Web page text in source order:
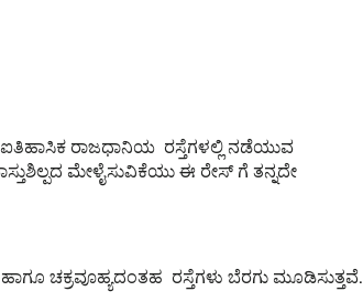
ಐತಿಹಾಸಿಕ ರಾಜಧಾನಿಯ ರಸ್ತೆಗಳಲ್ಲಿ ನಡೆಯುವ
ಮೇಳೈಸುವಿಕೆಯು ಈ ರೇಸ್ ಗೆ ತನ್ನದೇ
ಚಕ್ರವೂಹ್ಯದಂತಹ ರಸ್ತೆಗಳು ಬೆರಗು ಮೂಡಿಸುತ್ತವೆ.